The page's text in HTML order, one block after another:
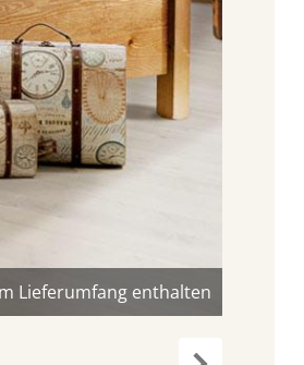
Lieferumfang enthalten